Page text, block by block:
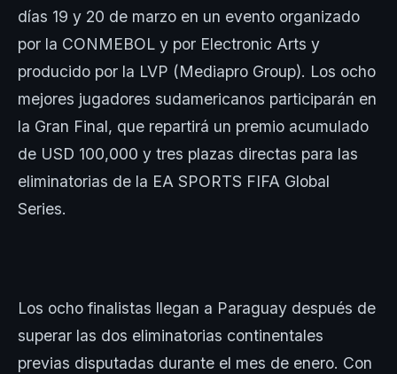
días 19 y 20 de marzo en un evento organizado
por la CONMEBOL y por Electronic Arts y
producido por la LVP (Mediapro Group). Los ocho
mejores jugadores sudamericanos participarán en
la Gran Final, que repartirá un premio acumulado
de USD 100,000 y tres plazas directas para las
eliminatorias de la EA SPORTS FIFA Global
Series.
Los ocho finalistas llegan a Paraguay después de
superar las dos eliminatorias continentales
previas disputadas durante el mes de enero. Con